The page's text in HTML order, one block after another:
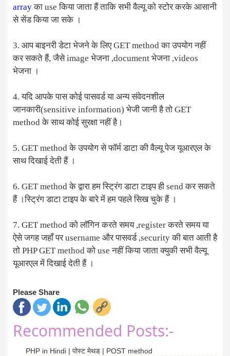
arrayका use किया जाता हैं ताकि सभी वैल्यू को स्टोर करके आसानी
से सेंड किया जा सके ।
3. आप बाइनरी डेटा भेजने के लिए GET method का उपयोग नहीं
कर सकते हैं, जैसे image भेजना ,document भेजना ,videos
भेजना ।
4. यदि आपके पास कोई पासवर्ड या अन्य संवेदनशील
जानकारी(sensitive information) भेजी जानी है तो GET
method के साथ कोई सुरक्षा नहीं है।
5. GET method के उपयोग से फॉर्म डाटा की वैल्यू पेज यूआरएल के
साथ दिखाई देती हैं ।
6. GET method के द्वारा हम स्ट्रिंग डाटा टाइप ही send कर सकते
हैं ।स्ट्रिंग डाटा टाइप के बारे में हम पहले सिख चुके हैं ।
7. GET method को लॉगिन करते समय ,register करते समय या
ऐसे जगह जहाँ पर username और पासवर्ड ,security की बात आती है
तो PHP GET method को use नहीं किया जाता क्युकी सभी वैल्यू
यूआरएल में दिखाई देती हैं ।
Please Share
Recommended Posts:-
PHP in Hindi | पोस्ट मेथड | POST method